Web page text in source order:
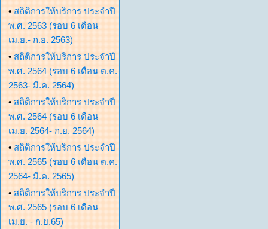
• สถิติการให้บริการ ประจำปี
พ.ศ. 2563 (รอบ 6 เดือน
เม.ย.- ก.ย. 2563)
• สถิติการให้บริการ ประจำปี
พ.ศ. 2564 (รอบ 6 เดือน ต.ค.
2563- มี.ค. 2564)
• สถิติการให้บริการ ประจำปี
พ.ศ. 2564 (รอบ 6 เดือน
เม.ย. 2564- ก.ย. 2564)
• สถิติการให้บริการ ประจำปี
พ.ศ. 2565 (รอบ 6 เดือน ต.ค.
2564- มี.ค. 2565)
• สถิติการให้บริการ ประจำปี
พ.ศ. 2565 (รอบ 6 เดือน
เม.ย. - ก.ย.65)